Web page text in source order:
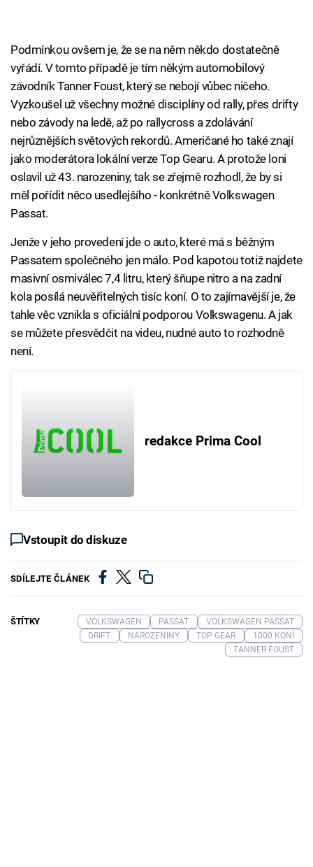
Podmínkou ovšem je, že se na něm někdo dostatečně
vyřádí. V tomto případě je tím někým automobilový
závodník Tanner Foust, který se nebojí vůbec ničeho.
Vyzkoušel už všechny možné disciplíny od rally, přes drifty
nebo závody na ledě, až po rallycross a zdolávání
nejrůznějších světových rekordů. Američané ho také znají
jako moderátora lokální verze Top Gearu. A protože loni
oslavil už 43. narozeniny, tak se zřejmě rozhodl, že by si
měl pořídit něco usedlejšího - konkrétně Volkswagen
Passat.
Jenže v jeho provedení jde o auto, které má s běžným
Passatem společného jen málo. Pod kapotou totiž najdete
masivní osmiválec 7,4 litru, který šňupe nitro a na zadní
kola posílá neuvěřitelných tisíc koní. O to zajímavější je, že
tahle věc vznikla s oficiální podporou Volkswagenu. A jak
se můžete přesvědčit na videu, nudné auto to rozhodně
není.
redakce Prima Cool
Vstoupit do diskuze
SDÍLEJTE ČLÁNEK
ŠTÍTKY VOLKSWAGEN PASSAT
VOLKSWAGEN PASSAT
DRIFT
NAROZENINY TOP GEAR
1000 KONÍ
TANNER FOUST